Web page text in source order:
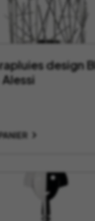
design